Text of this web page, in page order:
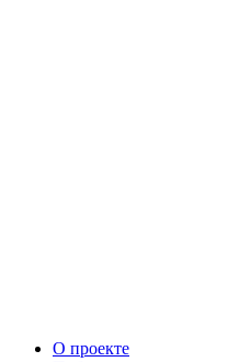
О проекте